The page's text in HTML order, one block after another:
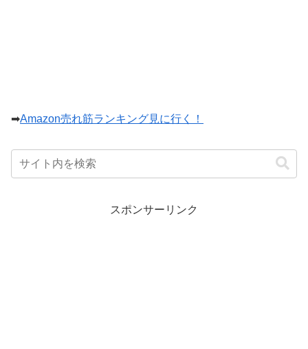
➡Amazon売れ筋ランキング見に行く！
スポンサーリンク